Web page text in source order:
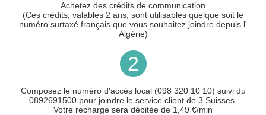
Achetez des crédits de communication
(Ces crédits, valables 2 ans, sont utilisables quelque soit le
numéro surtaxé français que vous souhaitez joindre depuis l'
Algérie)
2
Composez le numéro d'accès local (098 320 10 10) suivi du
0892691500 pour joindre le service client de 3 Suisses.
Votre recharge sera débitée de 1,49 €/min